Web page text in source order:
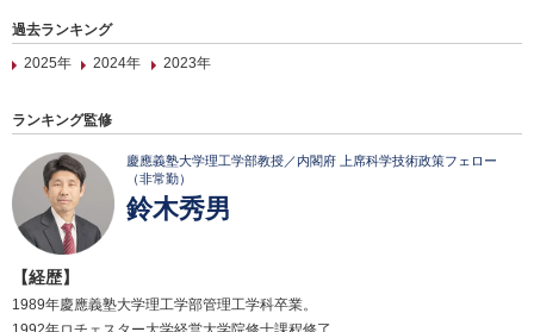
過去ランキング
2025年
2024年 2023年
ランキング監修
慶應義塾大学理工学部教授／内閣府 上席科学技術政策フェロー
（非常勤）
鈴木秀男
【経歴】
1989年慶應義塾大学理工学部管理工学科卒業。